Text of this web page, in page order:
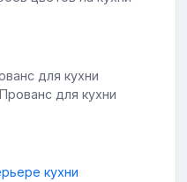
для кухни